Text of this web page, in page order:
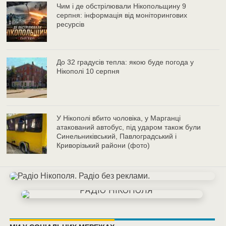
Чим і де обстрілювали Нікопольщину 9
серпня: інформація від моніторингових
ресурсів
До 32 градусів тепла: якою буде погода у
Нікополі 10 серпня
У Нікополі вбито чоловіка, у Марганці
атакований автобус, під ударом також були
Синельниківський, Павлоградський і
Криворізький райони (фото)